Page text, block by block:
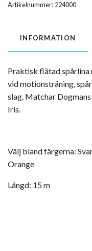
Artikelnummer: 224000
INFORMATION
Praktisk flätad spårlina
vid motionsträning,
slag. Matchar
Iris.
Välj bland färgerna:
Orange
Längd: 15 m